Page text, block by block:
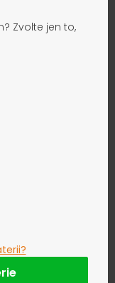
Zvolte jen to,